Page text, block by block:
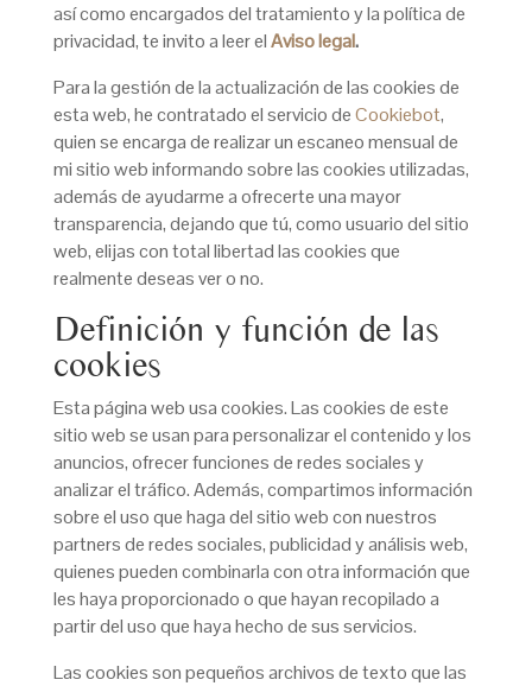
así como encargados del tratamiento y la política de
privacidad, te invito a leer elAviso legal.
Para la gestión de la actualización de las cookies de
esta web, he contratado el servicio deCookiebot,
quien se encarga de realizar un escaneo mensual de
mi sitio web informando sobre las cookies utilizadas,
además de ayudarme a ofrecerte una mayor
transparencia, dejando que tú, como usuario del sitio
web, elijas con total libertad las cookies que
realmente deseas ver o no.
Definición y función de las
cookies
Esta página web usa cookies. Las cookies de este
sitio web se usan para personalizar el contenido y los
anuncios, ofrecer funciones de redes sociales y
analizar el tráfico. Además, compartimos información
sobre el uso que haga del sitio web con nuestros
partners de redes sociales, publicidad y análisis web,
quienes pueden combinarla con otra información que
les haya proporcionado o que hayan recopilado a
partir del uso que haya hecho de sus servicios.
Las cookies son pequeños archivos de texto que las